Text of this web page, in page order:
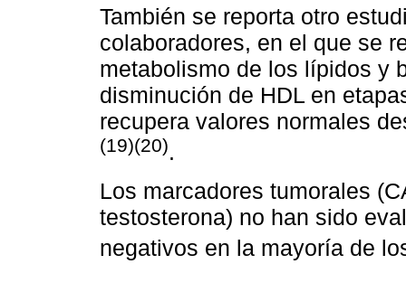
También se reporta otro
colaboradores, en el que se
metabolismo de los lípidos y
disminución de HDL en
recupera valores normales
(19)(20).
Los marcadores tumorales
testosterona) no han sido
negativos en la mayoría de